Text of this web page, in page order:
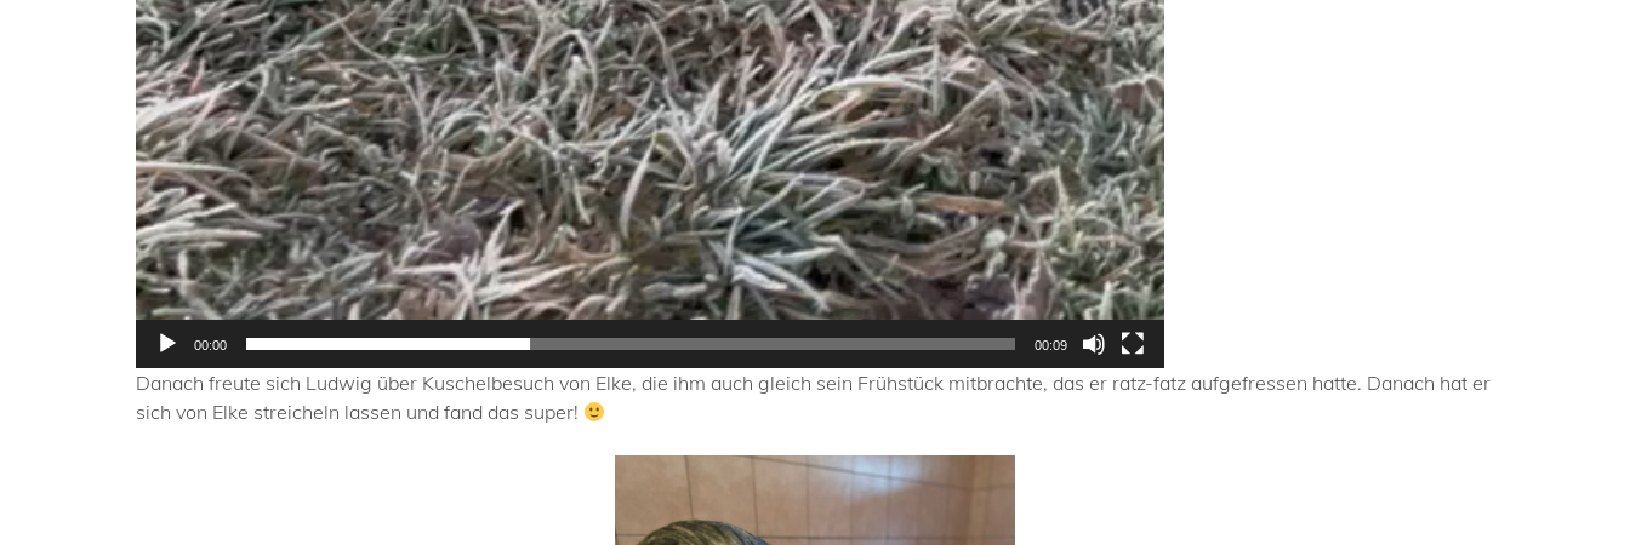
00:00 00:09
Danach freute sich Ludwig über Kuschelbesuch von Elke, die ihm auch gleich sein Frühstück mitbrachte, das er ratz-fatz aufgefressen hatte. Danach hat er
sich von Elke streicheln lassen und fand das super!